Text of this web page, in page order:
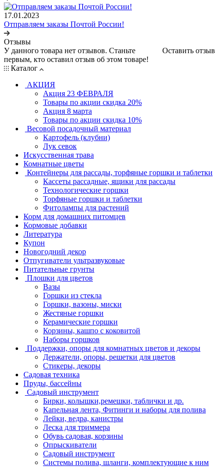
17.01.2023
Отправляем заказы Почтой России!
Отзывы
Оставить отзыв
У данного товара нет отзывов. Станьте
первым, кто оставил отзыв об этом товаре!
Каталог
АКЦИЯ
Акция 23 ФЕВРАЛЯ
Товары по акции скидка 20%
Акция 8 марта
Товары по акции скидка 10%
Весовой посадочный материал
Картофель (клубни)
Лук севок
Искусственная трава
Комнатные цветы
Контейнеры для рассады, торфяные горшки и таблетки
Кассеты рассадные, ящики для рассады
Технологические горшки
Торфяные горшки и таблетки
Фитолампы для растений
Корм для домашних питомцев
Кормовые добавки
Литература
Купон
Новогодний декор
Отпугиватели ультразвуковые
Питательные грунты
Плошки для цветов
Вазы
Горшки из стекла
Горшки, вазоны, миски
Жестяные горшки
Керамические горшки
Корзины, кашпо с коковитой
Наборы горшков
Поддержки, опоры для комнатных цветов и декоры
Держатели, опоры, решетки для цветов
Стикеры, декоры
Садовая техника
Пруды, бассейны
Садовый инструмент
Бирки, колышки,ремешки, таблички и др.
Капельная лента, Фитинги и наборы для полива
Лейки, ведра, канистры
Леска для триммера
Обувь садовая, корзины
Опрыскиватели
Садовый инструмент
Системы полива, шланги, комплектующие к ним